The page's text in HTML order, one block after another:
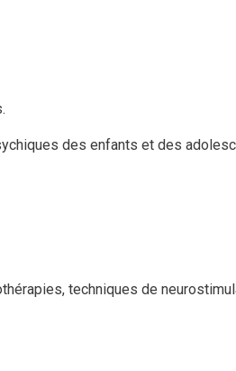
des enfants et des
techniques de